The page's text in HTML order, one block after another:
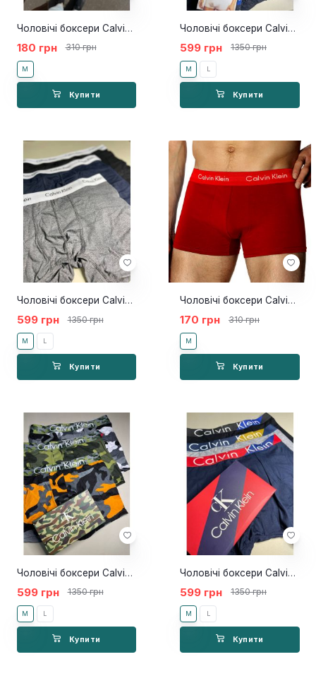
Чоловічі боксери Calvin Klein 365 NEW
180 грн 310 грн
M
Купити
Чоловічі боксери Calvin Klein Black 3шт
599 грн 1350 грн
M L
Купити
Чоловічі боксери Calvin Klein Classic 3шт
599 грн 1350 грн
M L
Купити
Чоловічі боксери Calvin Klein 365 Червоні NEW
170 грн 310 грн
M
Купити
Чоловічі боксери Calvin Klein 3шт камуфляж
599 грн 1350 грн
M L
Купити
Чоловічі боксери Calvin Klein 3шт color
599 грн 1350 грн
M L
Купити